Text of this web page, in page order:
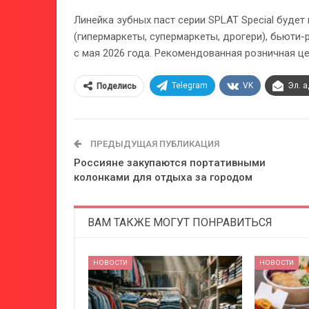
Линейка зубных паст серии SPLAT Special
(гипермаркеты, супермаркеты, дрогери),
с мая 2026 года. Рекомендованная розничная
Поделись Telegram VK Эл.
ПРЕДЫДУЩАЯ ПУБЛИКАЦИЯ
Россияне закупаются портативными
колонками для отдыха за городом
ВАМ ТАКЖЕ МОГУТ ПОНРАВИТЬСЯ
НОВОСТИ НОВОСТИ